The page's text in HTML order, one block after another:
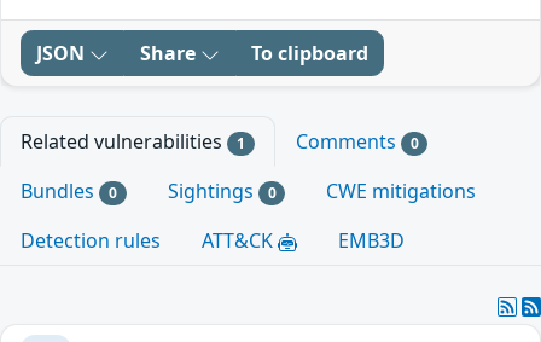
JSON Share To clipboard
Related vulnerabilities 1 Comments 0
Bundles 0 Sightings 0
CWE mitigations
Detection rules
ATT&CK EMB3D